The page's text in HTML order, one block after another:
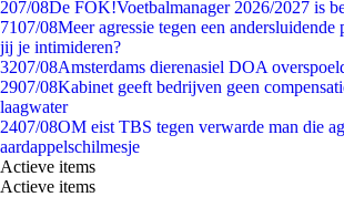
207/08De FOK!Voetbalmanager 2026/2027 is
7107/08Meer agressie tegen een
jij je intimideren?
3207/08Amsterdams dierenasiel DOA
2907/08Kabinet geeft bedrijven geen
laagwater
2407/08OM eist TBS tegen verwarde man die
aardappelschilmesje
Actieve items
Actieve items